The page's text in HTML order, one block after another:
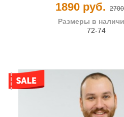
1890 руб.
Размеры в
72-74